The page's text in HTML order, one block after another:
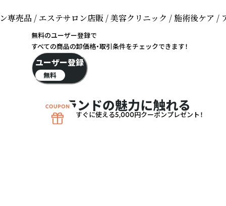
売品 / エステサロン店販 / 美容クリニック / 施術後ケア
ブランドの魅力に触れる
無料のユーザー登録で
すべての商品の卸価格・取引条件をチェックできます！
ユーザー登録
無料
すぐに使える5,000円クーポンプレゼント！